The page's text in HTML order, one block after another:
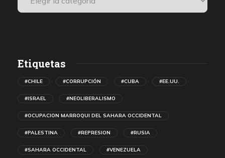
Etiquetas
#CHILE #CORRUPCIÓN #CUBA #EE.UU.
#ISRAEL #NEOLIBERALISMO
#OCUPACION MARROQUI DEL SAHARA OCCIDENTAL
#PALESTINA #REPRESION #RUSIA
#SAHARA OCCIDENTAL #VENEZUELA